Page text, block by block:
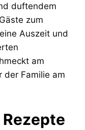
duftendem
zum
Auszeit und
am
der Familie am